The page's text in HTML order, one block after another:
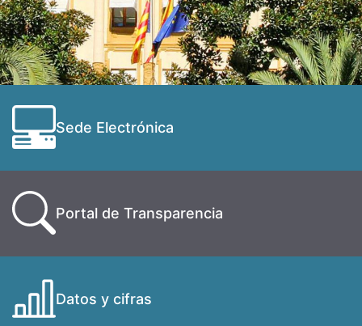
Sede Electrónica
Portal de Transparencia
Datos y cifras